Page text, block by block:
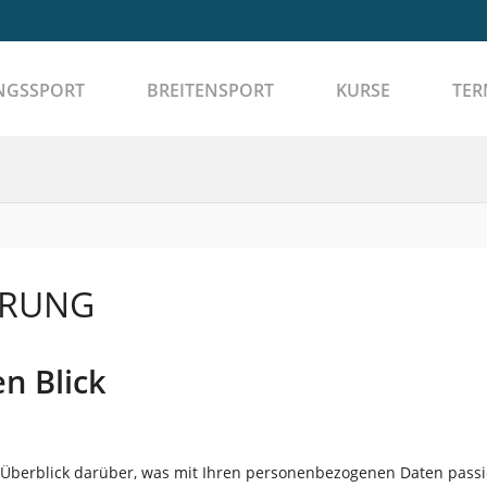
BREITENSPORT KURSE
Blick
darüber, was mit Ihren personenbezogenen Daten